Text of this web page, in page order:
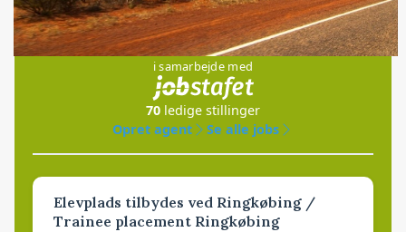
Jobs
i samarbejde med
70 ledige stillinger
Opret agent
Se alle jobs
Elevplads tilbydes ved Ringkøbing /
Trainee placement Ringkøbing